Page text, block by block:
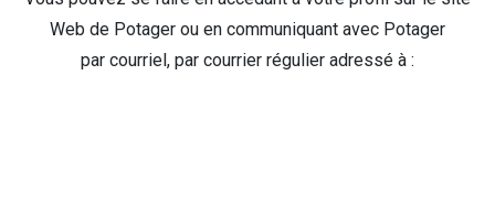
Web de Potager ou en communiquant avec Potager
par courriel, par courrier régulier adressé à :